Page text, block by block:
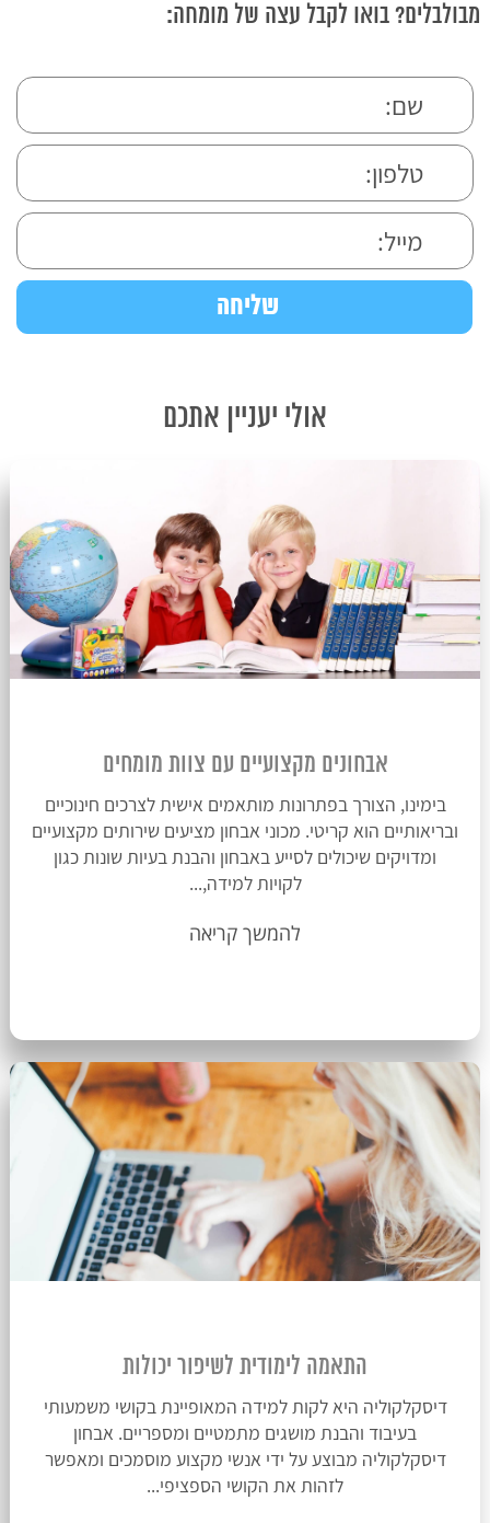
מבולבלים? בואו לקבל עצה של מומחה:
אולי יעניין אתכם
אבחונים מקצועיים עם צוות מומחים
בימינו, הצורך בפתרונות מותאמים אישית לצרכים חינוכיים
ובריאותיים הוא קריטי. מכוני אבחון מציעים שירותים מקצועיים
ומדויקים שיכולים לסייע באבחון והבנת בעיות שונות כגון
לקויות למידה,...
להמשך קריאה
התאמה לימודית לשיפור יכולות
דיסקלקוליה היא לקות למידה המאופיינת בקושי משמעותי
בעיבוד והבנת מושגים מתמטיים ומספריים. אבחון
דיסקלקוליה מבוצע על ידי אנשי מקצוע מוסמכים ומאפשר
לזהות את הקושי הספציפי...